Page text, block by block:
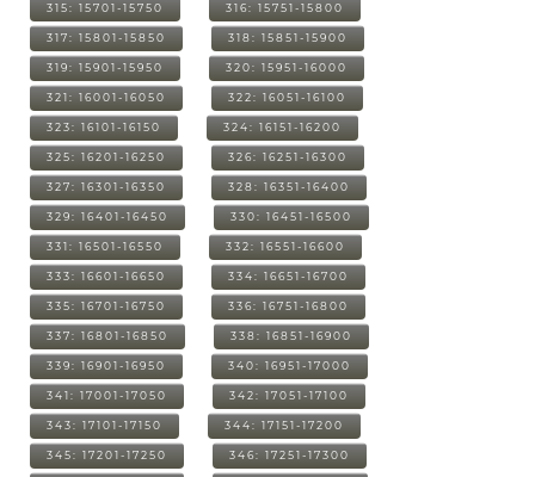
315: 15701-15750 316: 15751-15800
317: 15801-15850 318: 15851-15900
319: 15901-15950 320: 15951-16000
321: 16001-16050 322: 16051-16100
323: 16101-16150 324: 16151-16200
325: 16201-16250 326: 16251-16300
327: 16301-16350 328: 16351-16400
329: 16401-16450 330: 16451-16500
331: 16501-16550 332: 16551-16600
333: 16601-16650 334: 16651-16700
335: 16701-16750 336: 16751-16800
337: 16801-16850 338: 16851-16900
339: 16901-16950 340: 16951-17000
341: 17001-17050 342: 17051-17100
343: 17101-17150 344: 17151-17200
345: 17201-17250 346: 17251-17300